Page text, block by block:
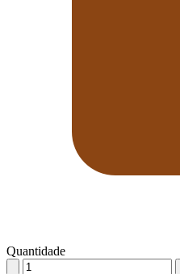
Quantidade